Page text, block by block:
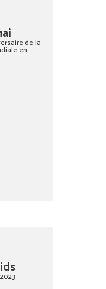
de la
en